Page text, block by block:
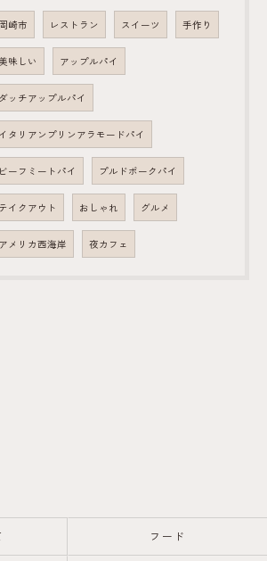
岡崎市 レストラン スイーツ 手作り
美味しい アップルパイ
ダッチアップルパイ
イタリアンプリンアラモードパイ
ビーフミートパイ プルドポークパイ
テイクアウト おしゃれ グルメ
アメリカ西海岸 夜カフェ
フード